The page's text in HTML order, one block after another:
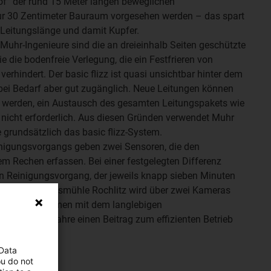
30 Zentimeter Bauraum vorgesehen werden – das spart
und damit Kupfer.
Ingenieure sind die an dreieinhalb Seiten geschützte
die bodenfreie Verlegung, die ein Festfrieren von
Der basic flizz ist quasi unsichtbar hinter dem
Bedarf aber gut zugänglich. Neue Leitungen können
ein Austausch des gesamten Leitungspakets wie
erforderlich. Aus diesen Gründen verwendet Muhr
das basic flizz-System.
geben zwei Sensoren, die den
Rechen erfassen. Bei einer festgelegten Differenz
Reinigungsvorgang, der jeweils knapp sieben Minuten
der Schlossmühle Rochlitz wird über zwei Kameras
zusammen mit dem langlebigen
über viele Jahre einen Beitrag zum effizienten Betrieb
do not